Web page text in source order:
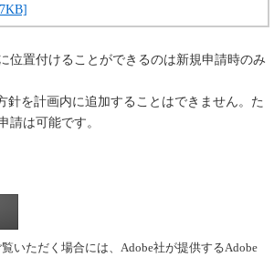
位置付けることができるのは新規申請時のみ
を計画内に追加することはできません。た
請は可能です。
いただく場合には、Adobe社が提供するAdobe